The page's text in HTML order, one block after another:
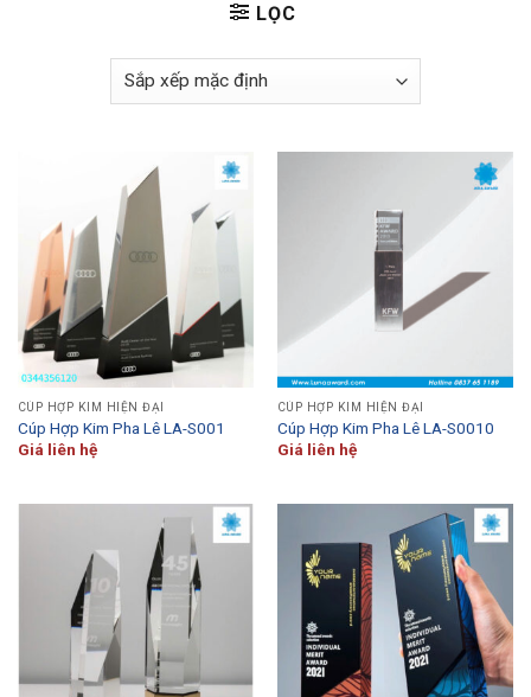
LỌC
CÚP HỢP KIM HIỆN ĐẠI
Cúp Hợp Kim Pha Lê LA-S001
Giá liên hệ
CÚP HỢP KIM HIỆN ĐẠI
Cúp Hợp Kim Pha Lê LA-S0010
Giá liên hệ